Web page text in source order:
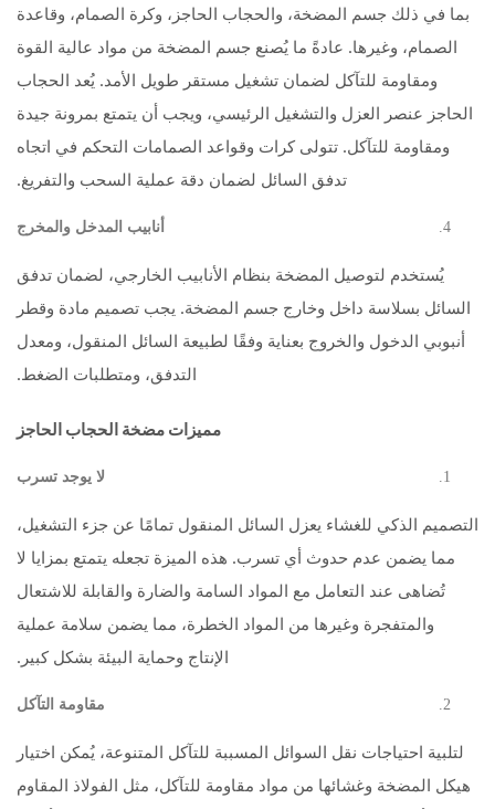
بما في ذلك جسم المضخة، والحجاب الحاجز، وكرة الصمام، وقاعدة
الصمام، وغيرها. عادةً ما يُصنع جسم المضخة من مواد عالية القوة
ومقاومة للتآكل لضمان تشغيل مستقر طويل الأمد. يُعد الحجاب
الحاجز عنصر العزل والتشغيل الرئيسي، ويجب أن يتمتع بمرونة جيدة
ومقاومة للتآكل. تتولى كرات وقواعد الصمامات التحكم في اتجاه
تدفق السائل لضمان دقة عملية السحب والتفريغ.
أنابيب المدخل والمخرج
يُستخدم لتوصيل المضخة بنظام الأنابيب الخارجي، لضمان تدفق
السائل بسلاسة داخل وخارج جسم المضخة. يجب تصميم مادة وقطر
أنبوبي الدخول والخروج بعناية وفقًا لطبيعة السائل المنقول، ومعدل
التدفق، ومتطلبات الضغط.
مميزات مضخة الحجاب الحاجز
لا يوجد تسرب
التصميم الذكي للغشاء يعزل السائل المنقول تمامًا عن جزء التشغيل،
مما يضمن عدم حدوث أي تسرب. هذه الميزة تجعله يتمتع بمزايا لا
تُضاهى عند التعامل مع المواد السامة والضارة والقابلة للاشتعال
والمتفجرة وغيرها من المواد الخطرة، مما يضمن سلامة عملية
الإنتاج وحماية البيئة بشكل كبير.
مقاومة التآكل
لتلبية احتياجات نقل السوائل المسببة للتآكل المتنوعة، يُمكن اختيار
هيكل المضخة وغشائها من مواد مقاومة للتآكل، مثل الفولاذ المقاوم